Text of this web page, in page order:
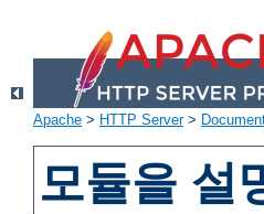
Apache > HTTP Server>
모듈을 설